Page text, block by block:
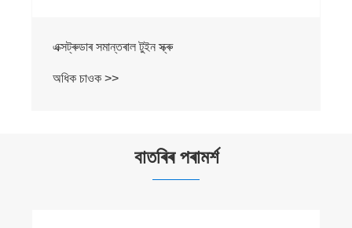
এক্সট্ৰুডাৰ সমান্তৰাল টুইন স্ক্ৰু
অধিক চাওক >>
বাতৰিৰ পৰামৰ্শ